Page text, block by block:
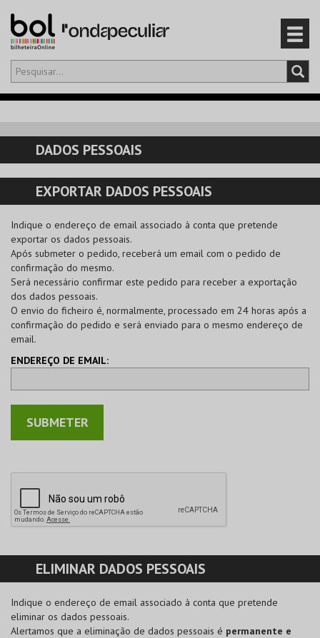
Olá,iniciar sessão
CARRINHO
EVENTOS
CARTÕES
PRODUTOS
DADOS PESSOAIS
EXPORTAR DADOS PESSOAIS
Indique o endereço de email associado à conta que pretende
exportar os dados pessoais.
Após submeter o pedido, receberá um email com o pedido de
confirmação do mesmo.
Será necessário confirmar este pedido para receber a exportação
dos dados pessoais.
O envio do ficheiro é, normalmente, processado em 24 horas após a
confirmação do pedido e será enviado para o mesmo endereço de
email.
ENDEREÇO DE EMAIL:
ELIMINAR DADOS PESSOAIS
Indique o endereço de email associado à conta que pretende
eliminar os dados pessoais.
Alertamos que a eliminação de dados pessoais é permanente e